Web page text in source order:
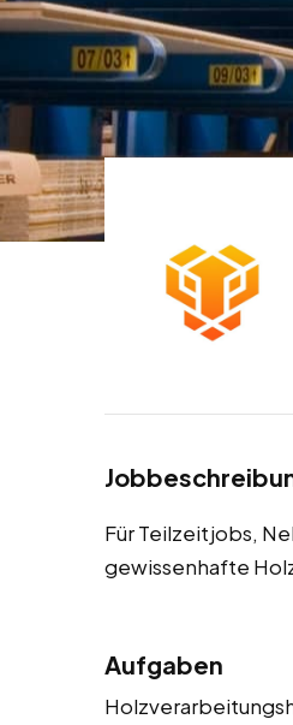
Für Teilzeitjobs,
gewissenhafte
Aufgaben